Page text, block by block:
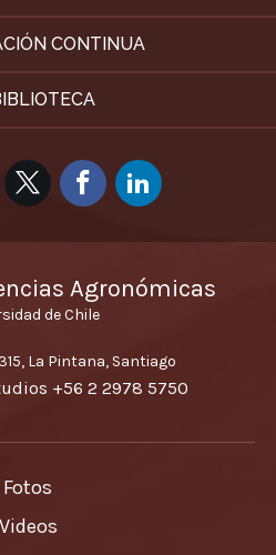
CONTINUA
Agronómicas
de Chile
La Pintana, Santiago
+56 2 2978 5750
Fotos
Videos